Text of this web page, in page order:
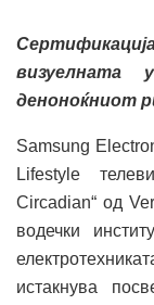
визуелната
деноноќниот
Samsung
Lifestyle
Circadian“ од
водечки
истакнува